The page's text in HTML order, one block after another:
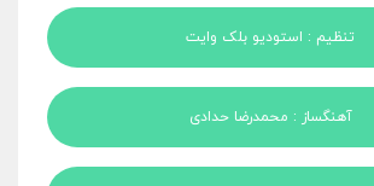
تنظیم : استودیو بلک وایت
آهنگساز : محمدرضا حدادی